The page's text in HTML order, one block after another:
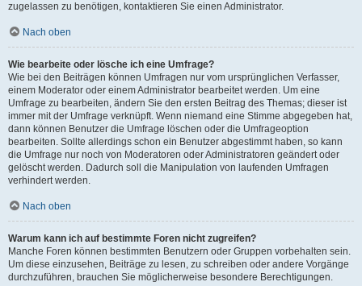
zugelassen zu benötigen, kontaktieren Sie einen Administrator.
Nach oben
Wie bearbeite oder lösche ich eine Umfrage?
Wie bei den Beiträgen können Umfragen nur vom ursprünglichen Verfasser,
einem Moderator oder einem Administrator bearbeitet werden. Um eine
Umfrage zu bearbeiten, ändern Sie den ersten Beitrag des Themas; dieser ist
immer mit der Umfrage verknüpft. Wenn niemand eine Stimme abgegeben hat,
dann können Benutzer die Umfrage löschen oder die Umfrageoption
bearbeiten. Sollte allerdings schon ein Benutzer abgestimmt haben, so kann
die Umfrage nur noch von Moderatoren oder Administratoren geändert oder
gelöscht werden. Dadurch soll die Manipulation von laufenden Umfragen
verhindert werden.
Nach oben
Warum kann ich auf bestimmte Foren nicht zugreifen?
Manche Foren können bestimmten Benutzern oder Gruppen vorbehalten sein.
Um diese einzusehen, Beiträge zu lesen, zu schreiben oder andere Vorgänge
durchzuführen, brauchen Sie möglicherweise besondere Berechtigungen.